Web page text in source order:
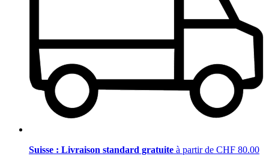
Suisse : Livraison standard gratuite à partir de CHF 80.00